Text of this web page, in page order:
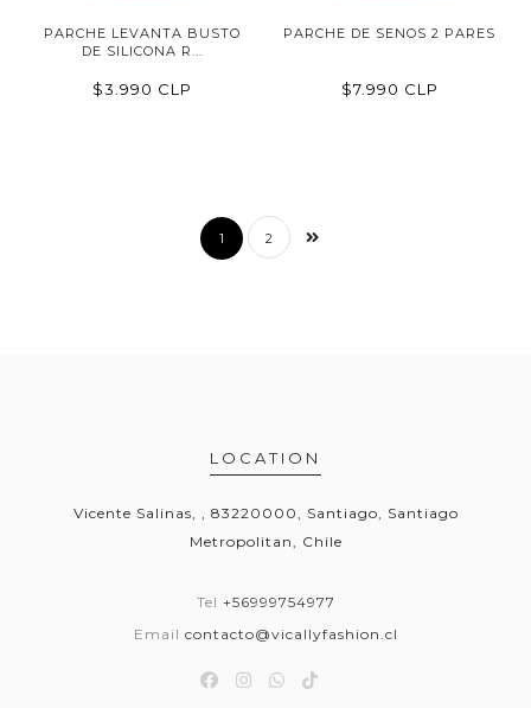
PARCHE LEVANTA BUSTO
DE SILICONA R...
$3.990 CLP
PARCHE DE SENOS 2 PARES
$7.990 CLP
1 2
LOCATION
Vicente Salinas, , 83220000, Santiago, Santiago
Metropolitan, Chile
Tel +56999754977
Email contacto@vicallyfashion.cl